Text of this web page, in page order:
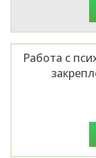
Работа с